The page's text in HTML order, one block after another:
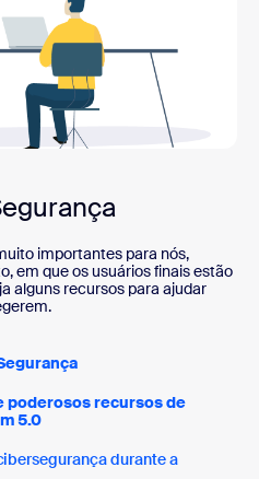
importantes para nós,
em que os usuários finais estão
alguns recursos para ajudar
poderosos recursos de
5.0
durante a